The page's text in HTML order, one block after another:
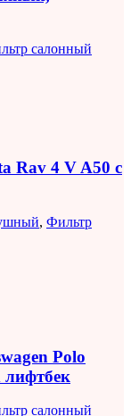
салонный
Rav 4 V A50 с
, Фильтр
Polo
лифтбек
салонный